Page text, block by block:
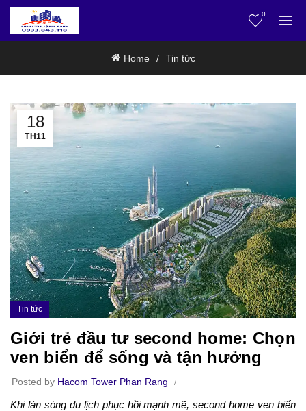
0
Home Tin tức
18
TH11
Tin tức
Giới trẻ đầu tư second home: Chọn
ven biển để sống và tận hưởng
Posted by Hacom Tower Phan Rang
Khi làn sóng du lịch phục hồi mạnh mẽ, second home ven biển